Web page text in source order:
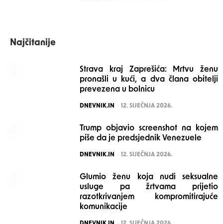
Najčitanije
Strava kraj Zaprešića: Mrtvu ženu
pronašli u kući, a dva člana obitelji
prevezena u bolnicu
POSTED
DNEVNIK.IN 12. SIJEČNJA 2026.
Trump objavio screenshot na kojem
piše da je predsjednik Venezuele
POSTED
DNEVNIK.IN 12. SIJEČNJA 2026.
Glumio ženu koja nudi seksualne
usluge pa žrtvama prijetio
razotkrivanjem kompromitirajuće
komunikacije
POSTED